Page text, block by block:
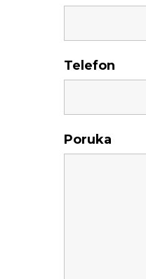
Telefon
Poruka